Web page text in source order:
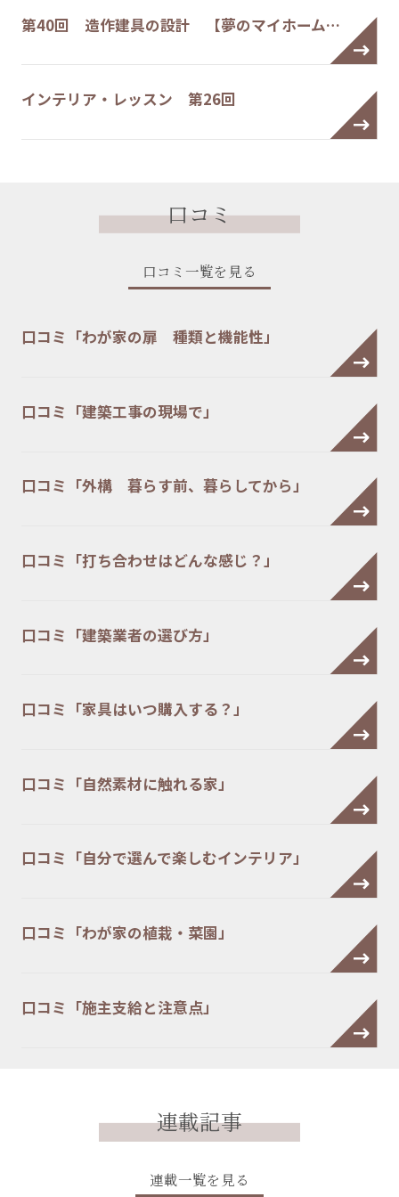
第40回 造作建具の設計 【夢のマイホーム…
インテリア・レッスン 第26回
口コミ
口コミ一覧を見る
口コミ「わが家の扉 種類と機能性」
口コミ「建築工事の現場で」
口コミ「外構 暮らす前、暮らしてから」
口コミ「打ち合わせはどんな感じ？」
口コミ「建築業者の選び方」
口コミ「家具はいつ購入する？」
口コミ「自然素材に触れる家」
口コミ「自分で選んで楽しむインテリア」
口コミ「わが家の植栽・菜園」
口コミ「施主支給と注意点」
連載記事
連載一覧を見る